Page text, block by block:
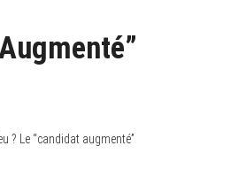
? Le “candidat augmenté”